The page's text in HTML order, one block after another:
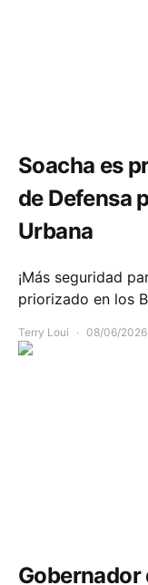
Soacha es
de Defensa
Urbana
¡Más seguridad
priorizado en los
Terry Loui 08/06/2026
Gobernador